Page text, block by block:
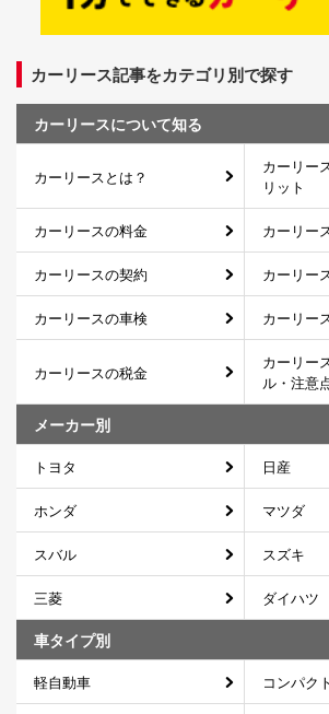
カーリース記事をカテゴリ別で探す
カーリースについて知る
カーリースとは？
カーリー
リット
カーリースの料金 カーリー
カーリースの契約 カーリー
カーリースの車検 カーリー
カーリースの税金
カーリー
ル・注意
メーカー別
トヨタ 日産
ホンダ マツダ
スバル スズキ
三菱 ダイハツ
車タイプ別
軽自動車 コンパク